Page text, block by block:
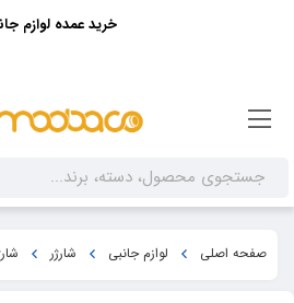
صفحه اصلی لوازم جانبی شارژر
خرید عمده لوازم